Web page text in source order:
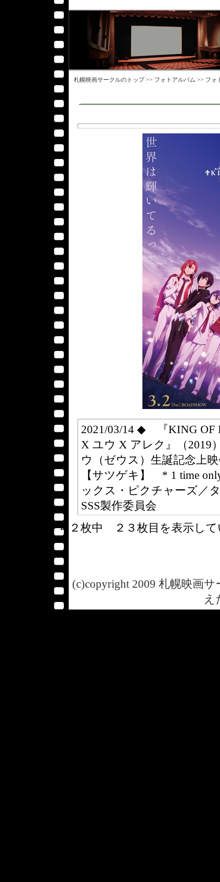
札幌映画サークルのトップ >> フォトアルバム >> フォ
2021/03/14 ◆ 『KING OF
X ユウ X アレク』（2019
ウ（ゼウス）生誕記念上
【サツゲキ】 * 1 time
ックス・ピクチャーズ／
SSS製作委員会
４２枚中 ２３枚目を表示し
(c)copyright 2009 札幌映画
え